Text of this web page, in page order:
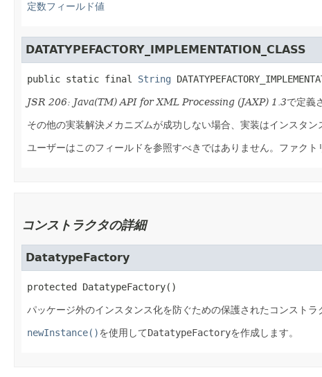
定数フィールド値
DATATYPEFACTORY_IMPLEMENTATION_CLASS
public static final String
JSR 206: Java(TM) API for XML Processing (JAXP) 1.3で定義
その他の実装解決メカニズムが成功しない場合、実装はインスタ
ユーザーはこのフィールドを参照すべきではありません。ファク
コンストラクタの詳細
DatatypeFactory
protected DatatypeFactory()
パッケージ外のインスタンス化を防ぐための保護されたコンストラ
newInstance()を使用してDatatypeFactoryを作成します。